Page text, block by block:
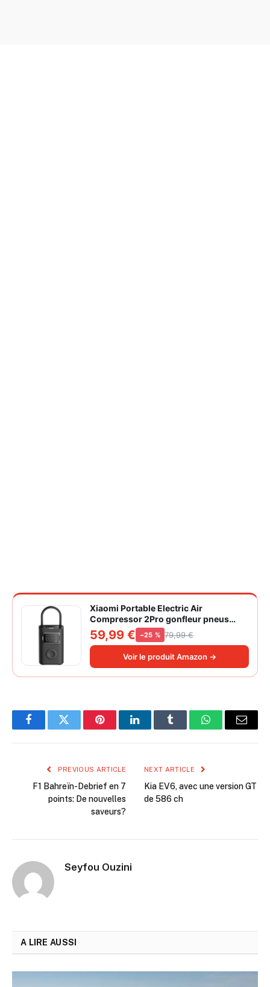
Xiaomi Portable Electric Air
Compressor 2Pro gonfleur pneus
voiture | ±1PSI Contrôle pression
pneus, 45s gonflage rapide, batterie
longue durée, avec éclairage, grand
cylindre à air 27 mm
59,99 € −25 % 79,99 €
Voir le produit Amazon →
FacebookTwitter PinterestLinkedInTumblr WhatsAppEmail
PREVIOUS ARTICLE
F1 Bahreïn-Debrief en 7
points: De nouvelles
saveurs?
NEXT ARTICLE
Kia EV6, avec une version GT
de 586 ch
Seyfou Ouzini
A LIRE AUSSI